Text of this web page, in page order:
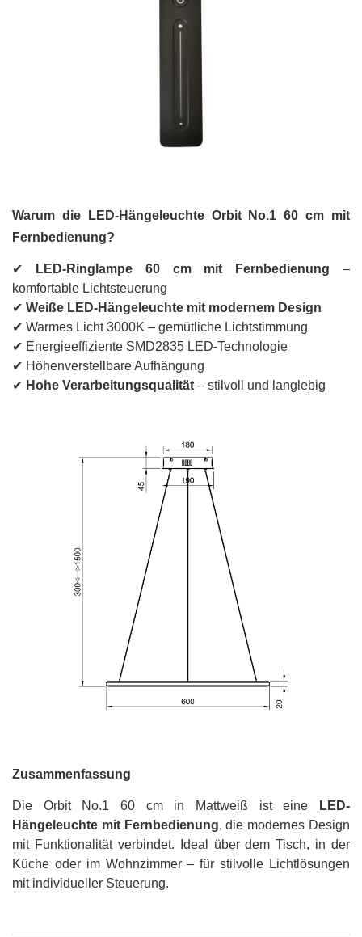
Warum die LED-Hängeleuchte Orbit No.1 60 cm mit
Fernbedienung?
✔ LED-Ringlampe 60 cm mit Fernbedienung –
komfortable Lichtsteuerung
✔ Weiße LED-Hängeleuchte mit modernem Design
✔ Warmes Licht 3000K – gemütliche Lichtstimmung
✔ Energieeffiziente SMD2835 LED-Technologie
✔ Höhenverstellbare Aufhängung
✔ Hohe Verarbeitungsqualität – stilvoll und langlebig
Zusammenfassung
Die Orbit No.1 60 cm in Mattweiß ist eine
LED-
Hängeleuchte mit Fernbedienung, die modernes Design
mit Funktionalität verbindet. Ideal über dem Tisch, in der
Küche oder im Wohnzimmer – für stilvolle Lichtlösungen
mit individueller Steuerung.